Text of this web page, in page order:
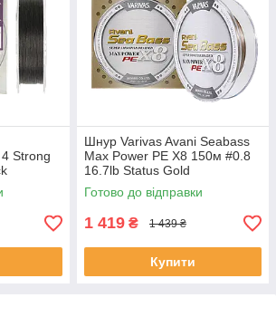
Strong
Шнур Varivas Avani Seabass
Max Power PE X8 150м #0.8
16.7lb Status Gold
Готово до відправки
1 419 ₴ 1 439 ₴
Купити